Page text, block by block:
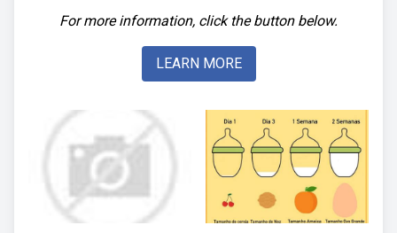
For more information, click the button below.
LEARN MORE